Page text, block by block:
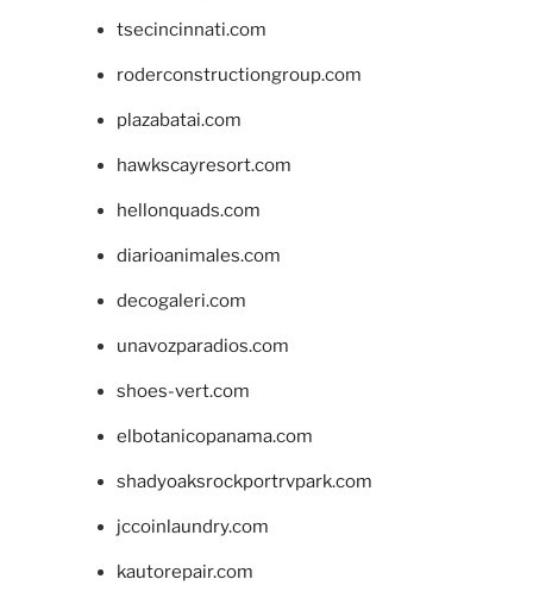
tsecincinnati.com
roderconstructiongroup.com
plazabatai.com
hawkscayresort.com
hellonquads.com
diarioanimales.com
decogaleri.com
unavozparadios.com
shoes-vert.com
elbotanicopanama.com
shadyoaksrockportrvpark.com
jccoinlaundry.com
kautorepair.com